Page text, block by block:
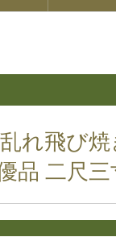
れ飛び
品 二尺三